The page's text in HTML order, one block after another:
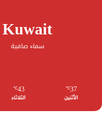
Kuwait
سماء صافية
37
℃
الأثنين
43
℃
الثلاثاء